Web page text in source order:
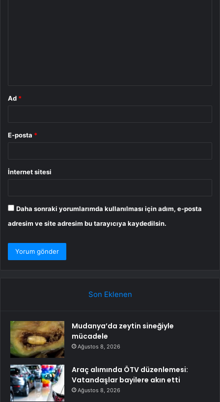
Ad *
E-posta *
İnternet sitesi
Daha sonraki yorumlarımda kullanılması için adım, e-posta
adresim ve site adresim bu tarayıcıya kaydedilsin.
Son Eklenen
Mudanya’da zeytin sineğiyle
mücadele
Ağustos 8, 2026
Araç alımında ÖTV düzenlemesi:
Vatandaşlar bayilere akın etti
Ağustos 8, 2026